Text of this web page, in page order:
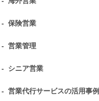
- 保険営業
- 営業管理
- シニア営業
- 営業代行サービスの活用事例